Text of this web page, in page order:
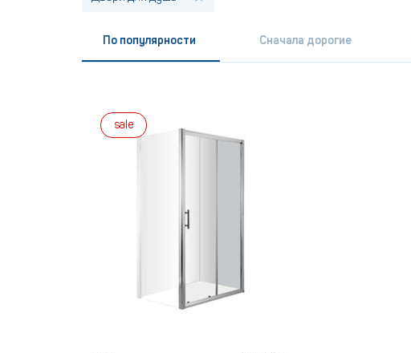
По популярности Сначала дорогие
sale